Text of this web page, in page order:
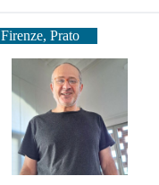
Firenze, Prato